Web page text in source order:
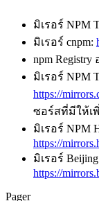
มิเรอร์ NPM
มิเรอร์ cnpm:
npm
มิเรอร์ NPM
https://
ซอร์สที่มีให้เ
มิเรอร์ NPM
https://
มิเรอร์ Beijing
https://
Pager